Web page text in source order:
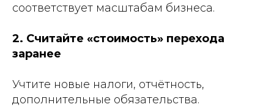
соответствует масштабам бизнеса.
2. Считайте «стоимость» перехода
заранее
Учтите новые налоги, отчётность,
дополнительные обязательства.